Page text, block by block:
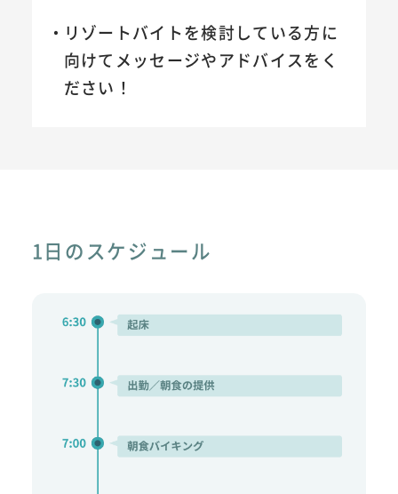
リゾートバイトを検討している方に
向けてメッセージやアドバイスをく
ださい！
1日のスケジュール